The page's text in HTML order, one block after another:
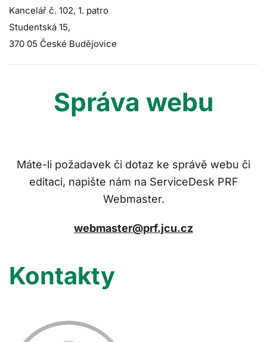
Kancelář č. 102, 1. patro
Studentská 15,
370 05 České Budějovice
Správa webu
Máte-li požadavek či dotaz ke správě webu či
editaci, napište nám na ServiceDesk PRF
Webmaster.
webmaster@prf.jcu.cz
Kontakty